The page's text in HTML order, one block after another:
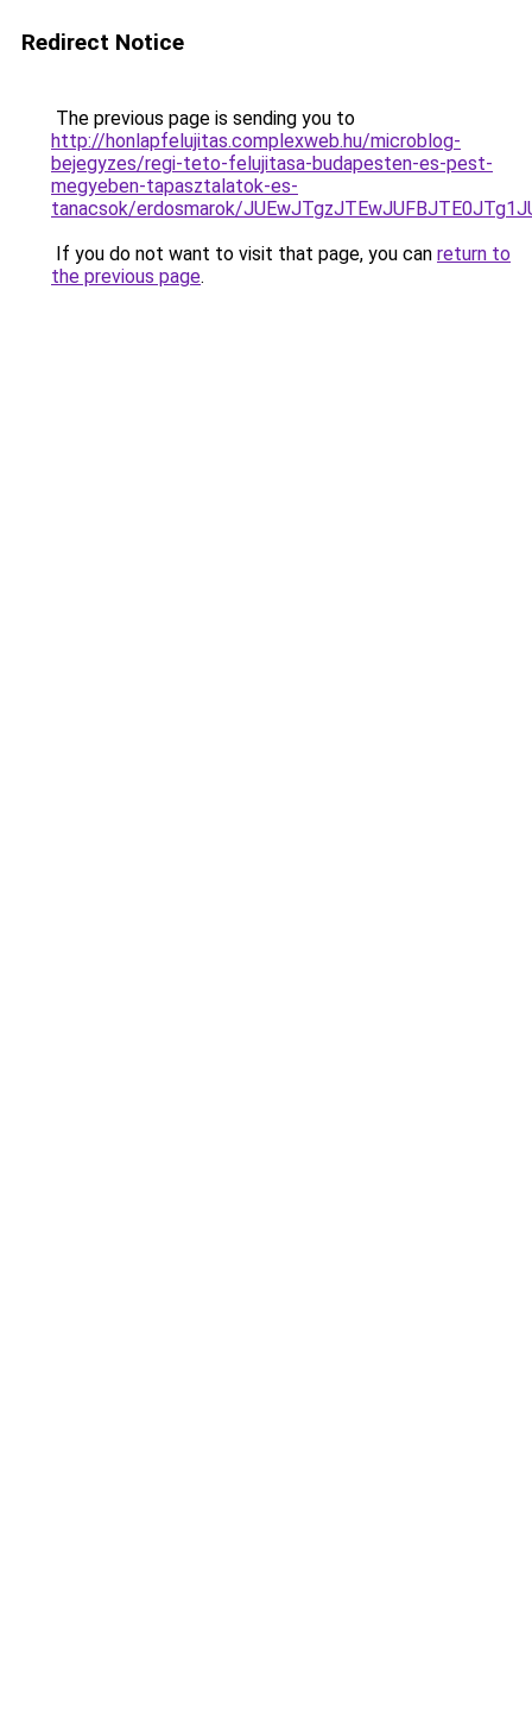
Redirect Notice
The previous page is sending you to
http://honlapfelujitas.complexweb.hu/microblog-
bejegyzes/regi-teto-felujitasa-budapesten-es-pest-
megyeben-tapasztalatok-es-
tanacsok/erdosmarok/
If you do not want to visit that page, you can return to
the previous page.